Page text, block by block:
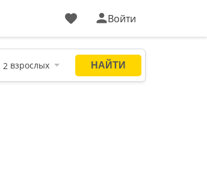
Войти